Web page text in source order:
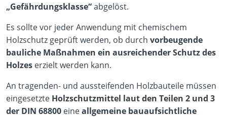
„Gefährdungsklasse“abgelöst.
Es sollte vor jeder Anwendung mit chemischem
Holzschutz geprüft werden, ob durch vorbeugende
bauliche Maßnahmen ein ausreichender Schutz des
Holzes erzielt werden kann.
An tragenden- und aussteifenden Holzbauteile müssen
eingesetzte Holzschutzmittel laut den Teilen 2 und 3
der DIN 68800 eineallgemeine bauaufsichtliche